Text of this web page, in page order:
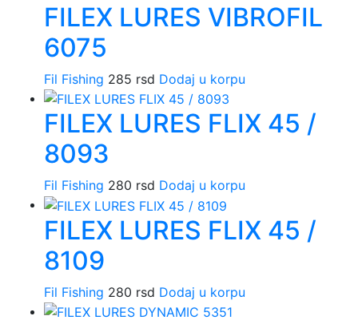
FILEX LURES VIBROFIL
6075
Fil Fishing 285 rsd Dodaj u korpu
FILEX LURES FLIX 45 /
8093
Fil Fishing 280 rsd Dodaj u korpu
FILEX LURES FLIX 45 /
8109
Fil Fishing 280 rsd Dodaj u korpu